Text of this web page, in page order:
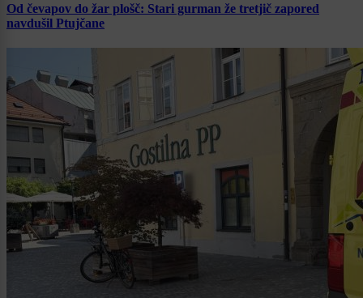
Od čevapov do žar plošč: Stari gurman že tretjič zapored
navdušil Ptujčane